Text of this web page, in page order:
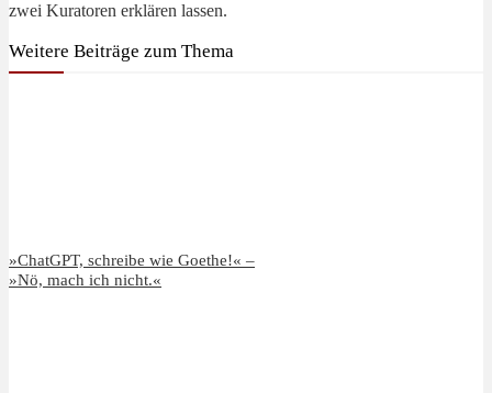
zwei Kuratoren erklären lassen.
Weitere Beiträge zum Thema
»ChatGPT, schreibe wie Goethe!« –
»Nö, mach ich nicht.«